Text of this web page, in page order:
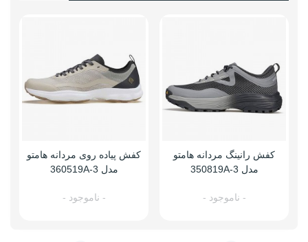
کفش رانینگ مردانه هامتو
مدل 350819A-3
- ناموجود -
کفش پیاده روی مردانه هامتو
مدل 360519A-3
- ناموجود -